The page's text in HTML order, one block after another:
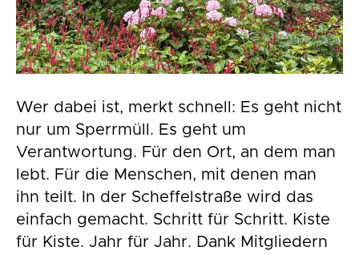
Wer dabei ist, merkt schnell: Es geht nicht
nur um Sperrmüll. Es geht um
Verantwortung. Für den Ort, an dem man
lebt. Für die Menschen, mit denen man
ihn teilt. In der Scheffelstraße wird das
einfach gemacht. Schritt für Schritt. Kiste
für Kiste. Jahr für Jahr. Dank Mitgliedern